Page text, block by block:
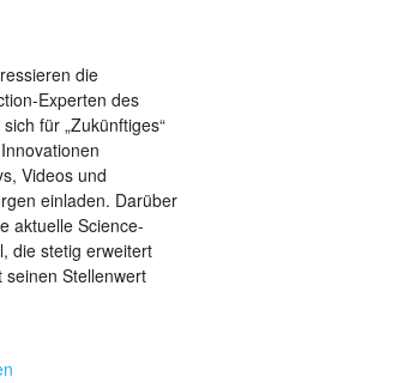
die
Experten des
für „Zukünftiges“
Videos und
einladen. Darüber
aktuelle Science-
die stetig erweitert
Stellenwert